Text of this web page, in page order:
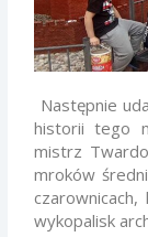
Następnie
historii tego
mistrz
mroków
czarownicach,
wykopalisk